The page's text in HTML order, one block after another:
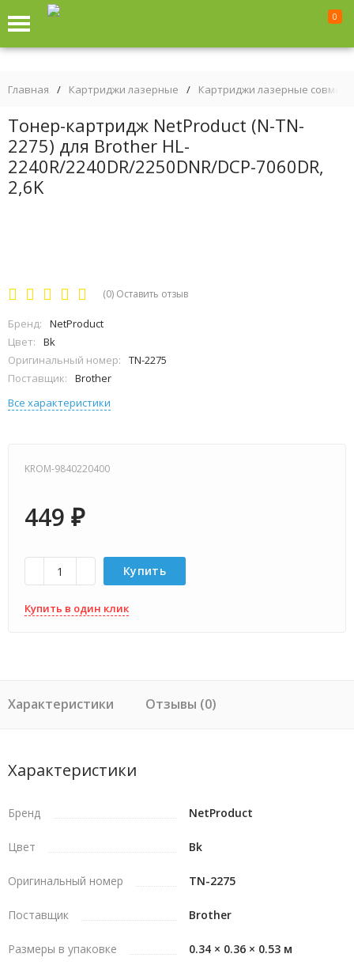
0
Главная / Картриджи лазерные / Картриджи лазерные
Тонер-картридж NetProduct (N-TN-
2275) для Brother HL-
2240R/2240DR/2250DNR/DCP-7060DR,
2,6K
(0) Оставить отзыв
Бренд:
NetProduct
Цвет:
Bk
Оригинальный номер:
TN-2275
Поставщик:
Brother
Все характеристики
KROM-9840220400
449 ₽
Купить
Купить в один клик
Характеристики Отзывы (0)
Характеристики
Бренд NetProduct
Цвет Bk
Оригинальный номер TN-2275
Поставщик Brother
Размеры в упаковке 0.34 × 0.36 × 0.53 м